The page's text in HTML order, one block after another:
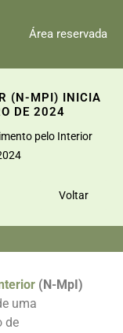
Área reservada
(N-MPI) INICIA
DE 2024
pelo Interior
Voltar
(N-MpI)
uma
de